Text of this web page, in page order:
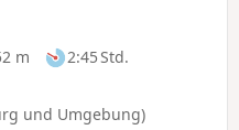
m
2:45 Std.
und Umgebung)